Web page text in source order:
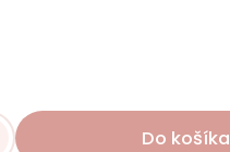
Do košíka